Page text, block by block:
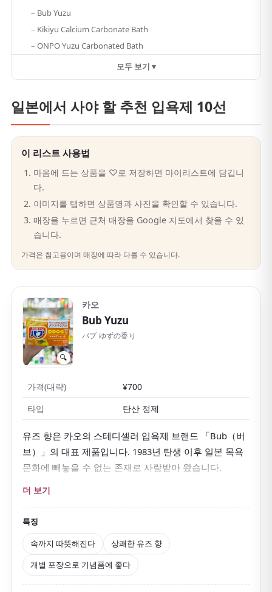
Bub Yuzu
Kikiyu Calcium Carbonate Bath
ONPO Yuzu Carbonated Bath
모두 보기 ▾
일본에서 사야 할 추천 입욕제 10선
이 리스트 사용법
마음에 드는 상품을 ♡로 저장하면 마이리스트에 담깁니
다.
이미지를 탭하면 상품명과 사진을 확인할 수 있습니다.
매장을 누르면 근처 매장을 Google 지도에서 찾을 수 있
습니다.
가격은 참고용이며 매장에 따라 다를 수 있습니다.
🔍
카오
Bub Yuzu
バブ ゆずの香り
가격(대략)
¥700
타입
탄산 정제
유즈 향은 카오의 스테디셀러 입욕제 브랜드 「Bub（버
브）」의 대표 제품입니다. 1983년 탄생 이후 일본 목욕
문화에 빼놓을 수 없는 존재로 사랑받아 왔습니다.
욕조에 한 알 넣으면
글 피어오릅니다. 탄산 작용과 황산마그네슘 등 온열 성
분으로 몸을 속까지 서서히 데워 줍니다.
피로, 어깨 결림, 냉증 등에 좋은 의약외품으로, 하루를 마
무리하는 휴식 시간에 안성맞춤입니다.
에 감싸여 기분도 산뜻해집니다.
더 보기
특징
속까지 따뜻해진다
상쾌한 유즈 향
개별 포장으로 기념품에 좋다